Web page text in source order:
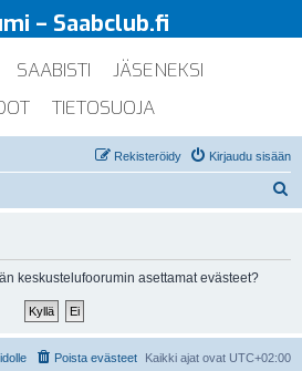
– Saabclub.fi
SAABISTI
JÄSENEKSI
TIETOSUOJA
Kirjaudu sisään
Rekisteröidy
keskustelufoorumin asettamat evästeet?
Kaikki ajat ovat UTC+02:00
Poista evästeet